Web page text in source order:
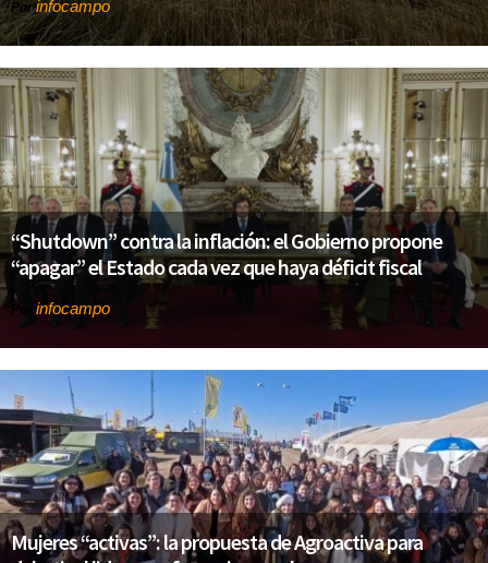
Porinfocampo
“Shutdown” contra la inflación: el Gobierno propone
“apagar” el Estado cada vez que haya déficit fiscal
Por infocampo
Mujeres “activas”: la propuesta de Agroactiva para